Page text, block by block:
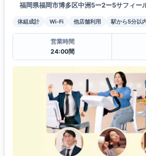
福岡県福岡市博多区中洲5ー2ー5サフィー
体組成計 Wi-Fi 他店舗利用 駅から5分以
営業時間
24:00間